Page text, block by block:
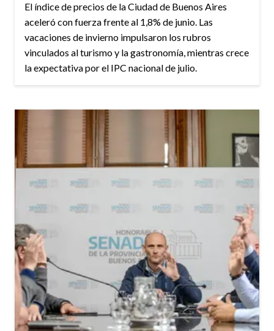
El índice de precios de la Ciudad de Buenos Aires
aceleró con fuerza frente al 1,8% de junio. Las
vacaciones de invierno impulsaron los rubros
vinculados al turismo y la gastronomía, mientras crece
la expectativa por el IPC nacional de julio.